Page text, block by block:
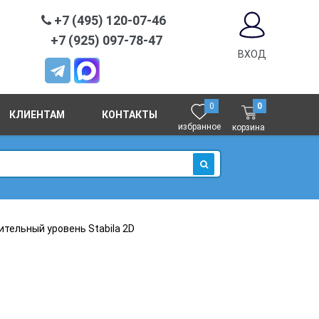
+7 (495) 120-07-46
+7 (925) 097-78-47
ВХОД
КЛИЕНТАМ КОНТАКТЫ
0
избранное
0
корзина
ИСКАТЬ
уровень Stabila 2D